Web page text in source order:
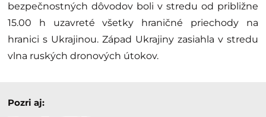
bezpečnostných dôvodov boli v stredu od približne
15.00 h uzavreté všetky hraničné priechody na
hranici s Ukrajinou. Západ Ukrajiny zasiahla v stredu
vlna ruských dronových útokov.
Pozri aj: